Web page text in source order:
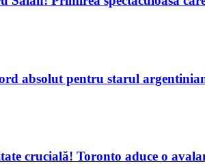
absolut pentru starul
crucială! Toronto aduce o